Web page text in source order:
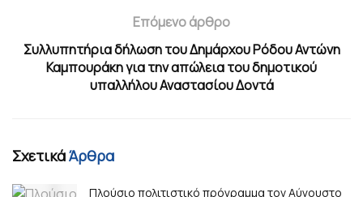
Επόμενο άρθρο
Συλλυπητήρια δήλωση του Δημάρχου Ρόδου Αντώνη
Καμπουράκη για την απώλεια του δημοτικού
υπαλλήλου Αναστασίου Δοντά
ΣχετικάΆρθρα
Πλούσιο πολιτιστικό πρόγραμμα τον Αύγουστο